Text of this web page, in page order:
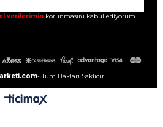
verilerimin korunmasını kabul ediyorum.
- Tüm Hakları Saklıdır.